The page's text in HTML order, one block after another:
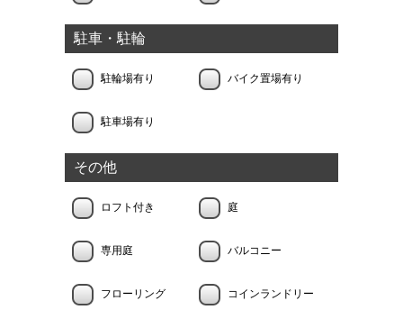
駐車・駐輪
駐輪場有り バイク置場有り
駐車場有り
その他
ロフト付き 庭
専用庭 バルコニー
フローリング コインランドリー